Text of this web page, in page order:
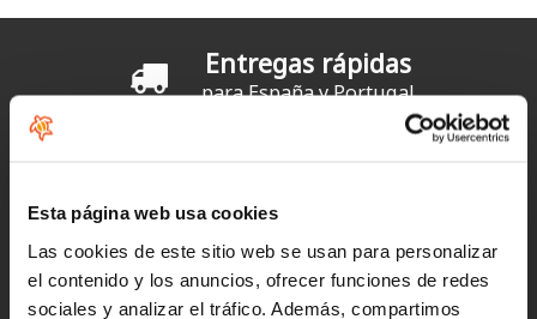
Esta página web usa cookies
Las cookies de este sitio web se usan para personalizar
el contenido y los anuncios, ofrecer funciones de redes
sociales y analizar el tráfico. Además, compartimos
Entregas rápidas
para España y Portugal
Clientes satisfechos
¡compra hoy con nosotros!